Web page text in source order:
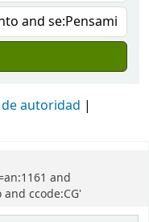
autoridad
and
ccode:CG'